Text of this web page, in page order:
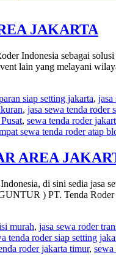
JAKARTA
Indonesia sebagai
lain yang melayani
siap setting jakarta, jasa
, jasa sewa tenda roder
, sewa tenda roder
sewa tenda roder atap
AREA
di sini sedia jasa
) PT. Tenda
murah, jasa sewa roder
tenda roder siap setting
roder jakarta timur, sewa